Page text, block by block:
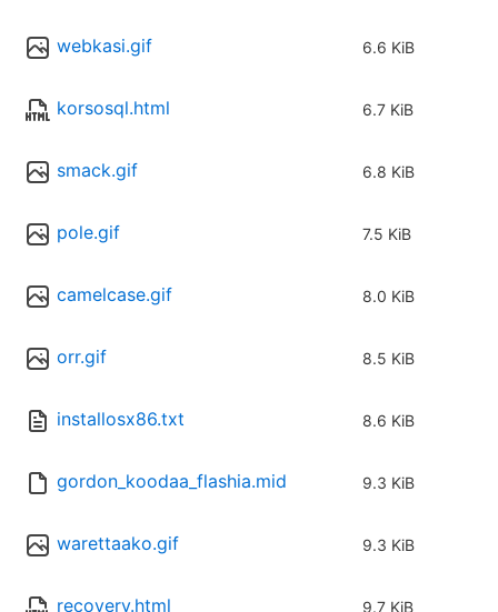
webkasi.gif 6.6 KiB
korsosql.html 6.7 KiB
smack.gif 6.8 KiB
pole.gif 7.5 KiB
camelcase.gif 8.0 KiB
orr.gif 8.5 KiB
installosx86.txt 8.6 KiB
gordon_koodaa_flashia.mid 9.3 KiB
warettaako.gif 9.3 KiB
recovery.html 9.7 KiB